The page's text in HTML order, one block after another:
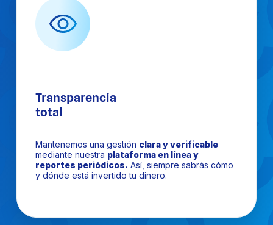
Transparencia
total
Mantenemos una gestión clara y verificable
mediante nuestra plataforma en línea y
reportes periódicos. Así, siempre sabrás cómo
y dónde está invertido tu dinero.